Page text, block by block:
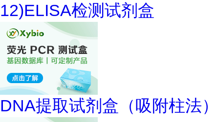
12)ELISA检测试剂盒
DNA提取试剂盒（吸附柱法）